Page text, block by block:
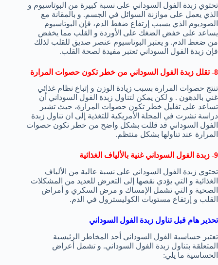
تحتوي زبدة الفول السوداني على نسبة كبيرة من البوتاسيوم و
الذي يعمل على موازنة السوائل في الجسم. و بالمقانة مع
الصوديوم الذي يسبب إرتفاع ضغط الدم، فإن البوتاسيوم
يساعد على خفض الضغك على الأوردة و القلب مما يخفض
من ضغط الدم. و يعتبر البوتاسيوم عنصر صديق للقلب لذلك
فإن زبدة الفول السوداني تعتبر مفيدة لصحة القلب.
8- تقلل زبدة الفول السوداني من خطر تكون حصوات المرارة
تنتج حصوات المرارة بسبب زيادة الوزن و إتباع نظام غذائي
غني بالدهون . و لكن يمكن لتناول زبدة الفول السوداني أن
تساعد على تقليل خطر تكون حصوات المرارة، حيث تشير
دراسة نشرت في المجلة الأمريكية للتغذية إلى ان تناول زبدة
الفول السوداني قد قللت بشكل واضح من خطر تكون حصوات
المرارة عند تناولها بشكل منتظم.
9- زبدة الفول السوداني غنية بالألياف الغذائية
تحتوي زبدة الفول السوداني على نسبة عالية من الألياف
الغذائية و التي يؤدي نقصها إلى التعرض للعديد من المشكلات
الصحية و التي تشمل الإمساك و مرض السكري و أمراض
القلب و إرتفاع مستويات الكوليسترول في الدم.
تحذير هام قبل تناول زبدة الفول السوداني
تعتبر حساسية الفول السوداني أحد المخاطر الرئيسية
المتعلقة بتناول زبدة الفول السوداني. و تشمل أعراض
الحساسية ما يلي: